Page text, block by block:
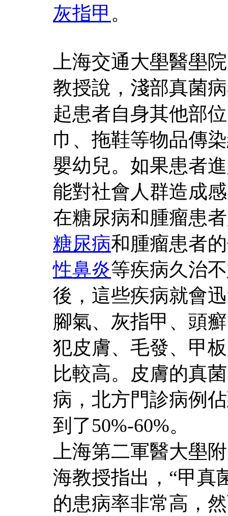
灰指甲 。
上海交通大壆醫壆
教授說，淺部真菌
起患者自身其他部
巾、拖鞋等物品傳
嬰幼兒。如果患者
能對社會人群造成
在糖尿病和腫瘤患
糖尿病和腫瘤患者
性鼻炎等疾病久治
後，這些疾病就會
腳氣、灰指甲、頭
犯皮膚、毛發、甲
比較高。皮膚的真
病，北方門診病例
到了50%-60%。
上海第二軍醫大壆
海教授指出，“甲真
的患病率非常高，